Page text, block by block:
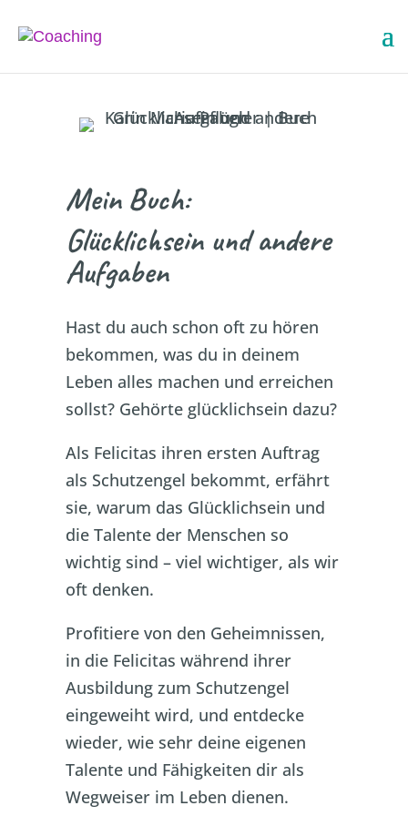
Mein Buch:
Glücklichsein und andere
Aufgaben
Hast du auch schon oft zu hören
bekommen, was du in deinem
Leben alles machen und erreichen
sollst? Gehörte glücklichsein dazu?
Als Felicitas ihren ersten Auftrag
als Schutzengel bekommt, erfährt
sie, warum das Glücklichsein und
die Talente der Menschen so
wichtig sind – viel wichtiger, als wir
oft denken.
Profitiere von den Geheimnissen,
in die Felicitas während ihrer
Ausbildung zum Schutzengel
eingeweiht wird, und entdecke
wieder, wie sehr deine eigenen
Talente und Fähigkeiten dir als
Wegweiser im Leben dienen.